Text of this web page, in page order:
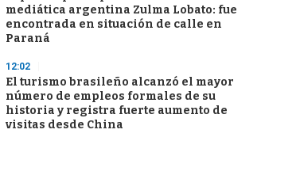
mediática argentina Zulma Lobato: fue
encontrada en situación de calle en
Paraná
12:02
El turismo brasileño alcanzó el mayor
número de empleos formales de su
historia y registra fuerte aumento de
visitas desde China